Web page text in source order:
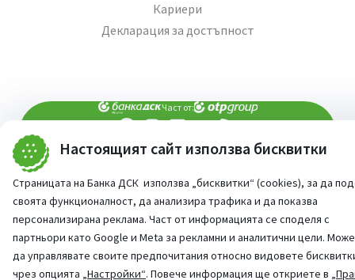
Настоящият сайт използва бисквитки
Страницата на Банка ДСК използва „бисквитки“ (cookies), за да
своята функционалност, да анализира трафика и да показва
персонализирана реклама. Част от информацията се споделя с
партньори като Google и Meta за рекламни и аналитични цели.
да управлявате своите предпочитания относно видовете
чрез опцията „Настройки“. Повече информация ще откриете в
Кариери
Декларация за достъпност
Част от:
При въпроси - попитай AI асистента ни
©2026 Всички права запазени